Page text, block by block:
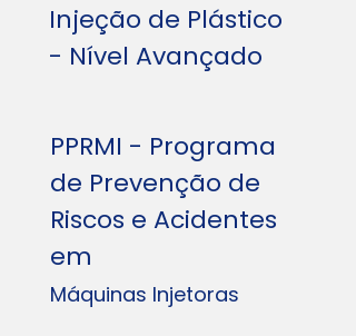
Injeção de Plástico
- Nível Avançado
PPRMI - Programa
de Prevenção de
Riscos e Acidentes
em
Máquinas Injetoras